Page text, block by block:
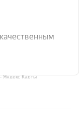
Яндекс Карты